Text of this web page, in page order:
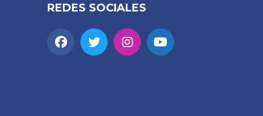
REDES SOCIALES